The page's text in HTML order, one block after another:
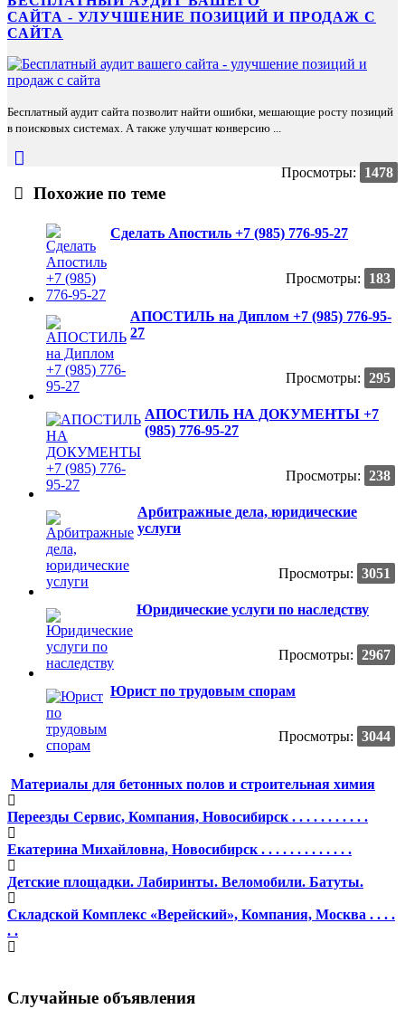
САЙТА - УЛУЧШЕНИЕ ПОЗИЦИЙ И ПРОДАЖ С
САЙТА
Бесплатный аудит сайта позволит найти ошибки, мешающие росту позиций
в поисковых системах. А также улучшат конверсию ...
Просмотры: 1478
Похожие по теме
Сделать Апостиль +7 (985) 776-95-27
Просмотры: 183
АПОСТИЛЬ на Диплом +7 (985) 776-95-
27
Просмотры: 295
АПОСТИЛЬ НА ДОКУМЕНТЫ +7
(985) 776-95-27
Просмотры: 238
Арбитражные дела, юридические
услуги
Просмотры: 3051
Юридические услуги по наследству
Просмотры: 2967
Юрист по трудовым спорам
Просмотры: 3044
Материалы для бетонных полов и строительная химия
Переезды Сервис, Компания, Новосибирск . . . . . . . . . . .
Екатерина Михайловна, Новосибирск . . . . . . . . . . . . .
Детские площадки. Лабиринты. Веломобили. Батуты.
Складской Комплекс «Верейский», Компания, Москва . . . .
. .
Случайные объявления